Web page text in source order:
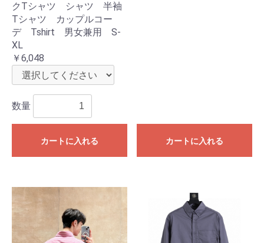
クTシャツ シャツ 半袖
Tシャツ カップルコー
デ Tshirt 男女兼用 S-
XL
￥6,048
数量
カートに入れる カートに入れる